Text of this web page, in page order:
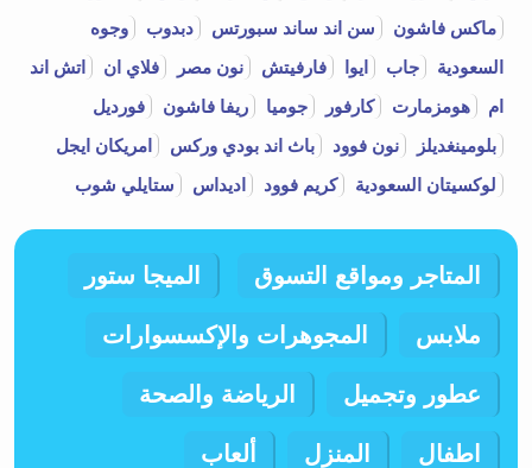
القسائم المتاحة عبر موقعنا اطلب كوبون
واحد.
ماكس فاشون
سن اند ساند سبورتس دبدوب
وجوه
السعودية
جاب ايوا فارفيتش نون مصر فلاي ان
اتش اند
ام
هومزمارت كارفور جوميا ريفا فاشون
فورديل
بلومينغديلز
نون فوود باث اند بودي وركس
امريكان ايجل
لوكسيتان السعودية
كريم فوود اديداس ستايلي شوب
المتاجر ومواقع التسوق الميجا ستور
ملابس المجوهرات والإكسسوارات
عطور وتجميل الرياضة والصحة
اطفال المنزل ألعاب